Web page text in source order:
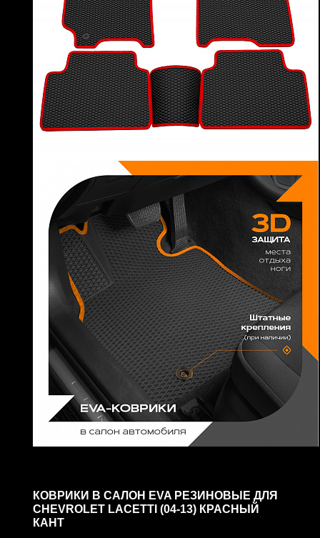
КОВРИКИ В САЛОН EVA РЕЗИНОВЫЕ ДЛЯ
CHEVROLET LACETTI (04-13) КРАСНЫЙ
КАНТ